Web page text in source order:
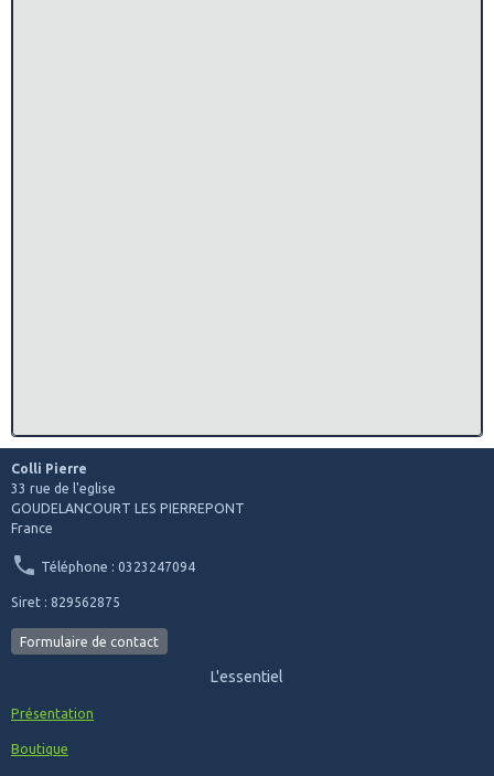
Colli Pierre
33 rue de l'eglise
GOUDELANCOURT LES PIERREPONT
France
Téléphone : 0323247094
Siret : 829562875
Formulaire de contact
L'essentiel
Présentation
Boutique